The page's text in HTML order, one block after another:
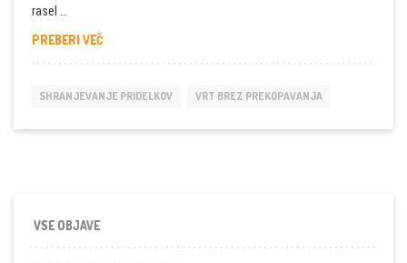
rasel …
PREBERI VEČZA
ČESNA
SHRANJEVANJE PRIDELKOV VRT BREZ PREKOPAVANJA
VSE OBJAVE